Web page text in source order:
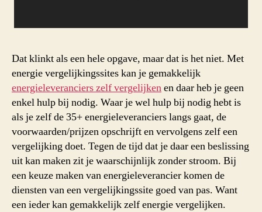
Dat klinkt als een hele opgave, maar dat is het niet. Met
energie vergelijkingssites kan je gemakkelijk
energieleveranciers zelf vergelijkenen daar heb je geen
enkel hulp bij nodig. Waar je wel hulp bij nodig hebt is
als je zelf de 35+ energieleveranciers langs gaat, de
voorwaarden/prijzen opschrijft en vervolgens zelf een
vergelijking doet. Tegen de tijd dat je daar een beslissing
uit kan maken zit je waarschijnlijk zonder stroom. Bij
een keuze maken van energieleverancier komen de
diensten van een vergelijkingssite goed van pas. Want
een ieder kan gemakkelijk zelf energie vergelijken.